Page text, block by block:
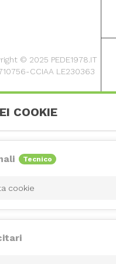
© 2025 PEDE1978.IT
CCIAA LE230363
COOKIE
Tecnico
cookie